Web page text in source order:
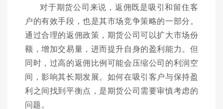
对于期货公司来说，返佣既是吸引和留住客
户的有效手段，也是其市场竞争策略的一部分。
通过合理的返佣政策，期货公司可以扩大市场份
额，增加交易量，进而提升自身的盈利能力。但
同时，过高的返佣比例可能会压缩公司的利润空
间，影响其长期发展。如何在吸引客户与保持盈
利之间找到平衡点，是期货公司需要审慎考虑的
问题。